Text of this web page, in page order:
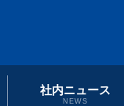
社内ニュース
NEWS